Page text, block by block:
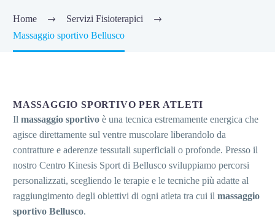
Home
Servizi Fisioterapici
Massaggio sportivo Bellusco
MASSAGGIO SPORTIVO PER ATLETI
Il massaggio sportivo è una tecnica estremamente energica che
agisce direttamente sul ventre muscolare liberandolo da
contratture e aderenze tessutali superficiali o profonde. Presso il
nostro Centro Kinesis Sport di Bellusco sviluppiamo percorsi
personalizzati, scegliendo le terapie e le tecniche più adatte al
raggiungimento degli obiettivi di ogni atleta tra cui il massaggio
sportivo Bellusco.